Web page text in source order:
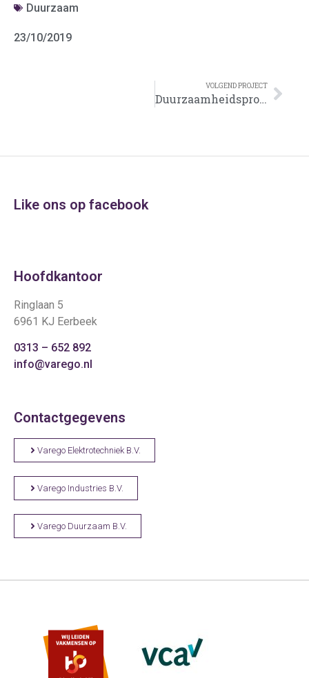
Duurzaam
23/10/2019
VOLGEND PROJECT
Duurzaamheidsproject Sprengenland wonen Eerbeek
Like ons op facebook
Hoofdkantoor
Ringlaan 5
6961 KJ Eerbeek
0313 – 652 892
info@varego.nl
Contactgegevens
Varego Elektrotechniek B.V.
Varego Industries B.V.
Varego Duurzaam B.V.